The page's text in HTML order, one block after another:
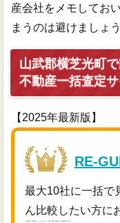
産会社をメモしてお
まうのは避けましょう
山武郡横芝光町
不動産一括査定
【2025年最新版】
RE-
最大10社に一括で
ん比較したい方に